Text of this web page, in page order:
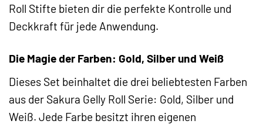
Roll Stifte bieten dir die perfekte Kontrolle und
Deckkraft für jede Anwendung.
Die Magie der Farben: Gold, Silber und Weiß
Dieses Set beinhaltet die drei beliebtesten Farben
aus der Sakura Gelly Roll Serie: Gold, Silber und
Weiß. Jede Farbe besitzt ihren eigenen